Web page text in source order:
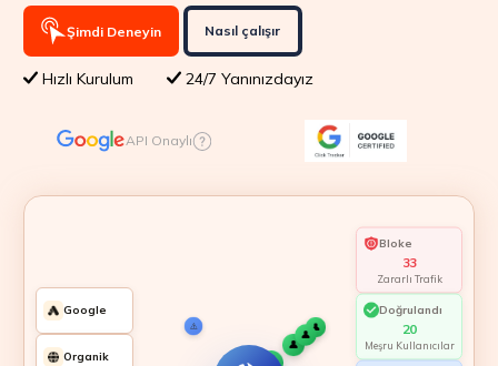
Şimdi Deneyin Nasıl çalışır
Hızlı Kurulum 24/7 Yanınızdayız
API Onaylı
Google
Organik
Bloke
33
Zararlı Trafik
Doğrulandı
24
Meşru Kullanıcılar
👤
👤
👤
👤
👤